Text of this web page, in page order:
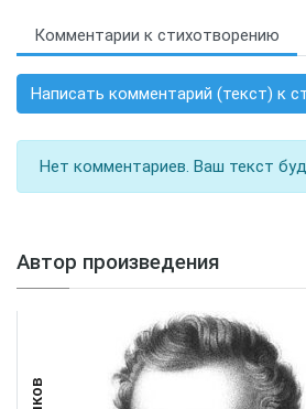
Комментарии к стихотворению
Написать комментарий (текст) к
Нет комментариев. Ваш текст
Автор произведения